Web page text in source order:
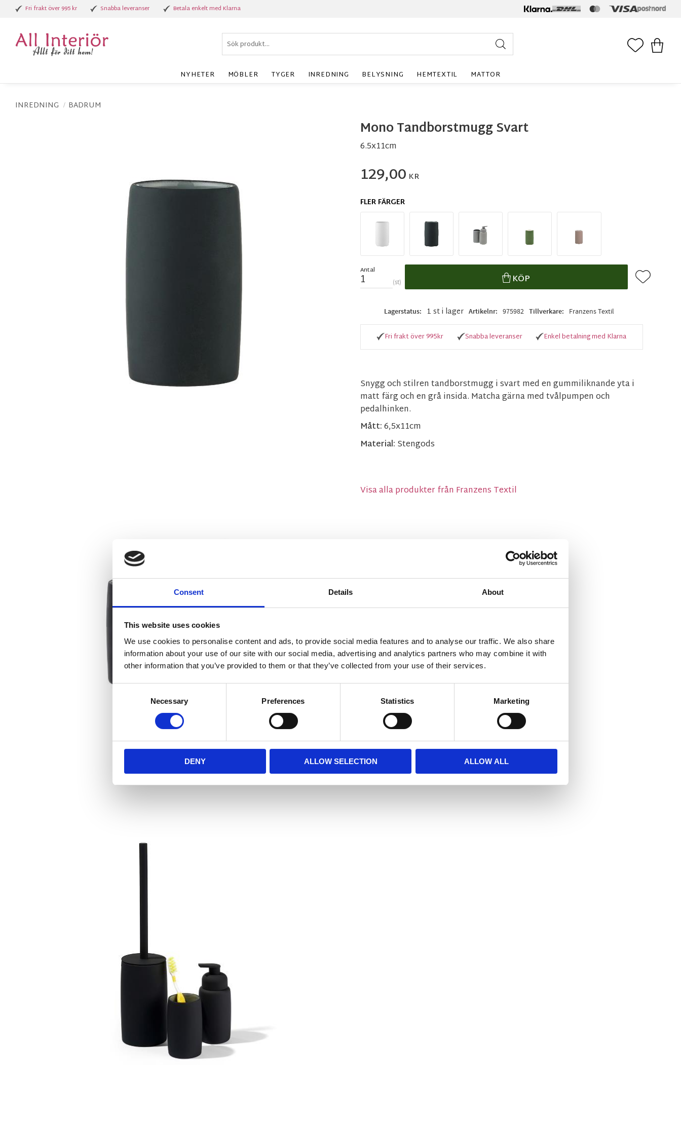
Consent Details About
This website uses cookies
We use cookies to personalise content and ads, to provide social media features and to analyse our traffic. We also share
information about your use of our site with our social media, advertising and analytics partners who may combine it with
other information that you’ve provided to them or that they’ve collected from your use of their services.
Necessary Preferences Statistics Marketing
DENY ALLOW SELECTION ALLOW ALL
Fri frakt över 995 kr Snabba leveranser Betala enkelt med Klarna
NYHETER MÖBLER TYGER INREDNING BELYSNING HEMTEXTIL MATTOR
INREDNING BADRUM
Mono Tandborstmugg Svart
6.5x11cm
129,00 KR
FLER FÄRGER
Antal
st KÖP Lägg till i
Lagerstatus 1 st i lager Artikelnr 975982 Tillverkare Franzens Textil
Fri frakt över 995kr Snabba leveranser Enkel betalning med Klarna
Snygg och stilren tandborstmugg i svart med en gummiliknande yta i
matt färg och en grå insida. Matcha gärna med tvålpumpen och
pedalhinken.
Mått:6,5x11cm
Material: Stengods
Visa alla produkter från Franzens Textil